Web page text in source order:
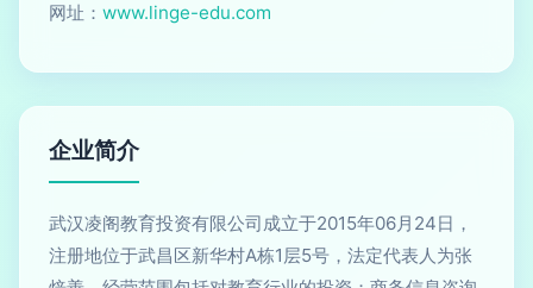
网址： www.linge-edu.com
企业简介
武汉凌阁教育投资有限公司成立于2015年06月24日，
注册地位于武昌区新华村A栋1层5号，法定代表人为张